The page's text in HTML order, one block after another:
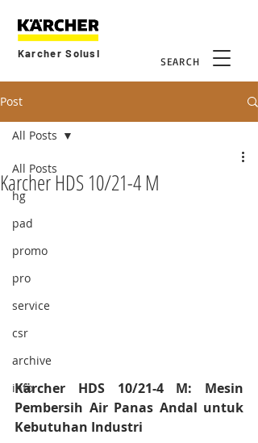
SEARCH
Karcher Solusi
Post
All Posts
hg
pad
promo
pro
service
csr
archive
info
All Posts
Karcher HDS 10/21-4 M
Kärcher HDS 10/21-4 M: Mesin
Pembersih Air Panas Andal untuk
Kebutuhan Industri